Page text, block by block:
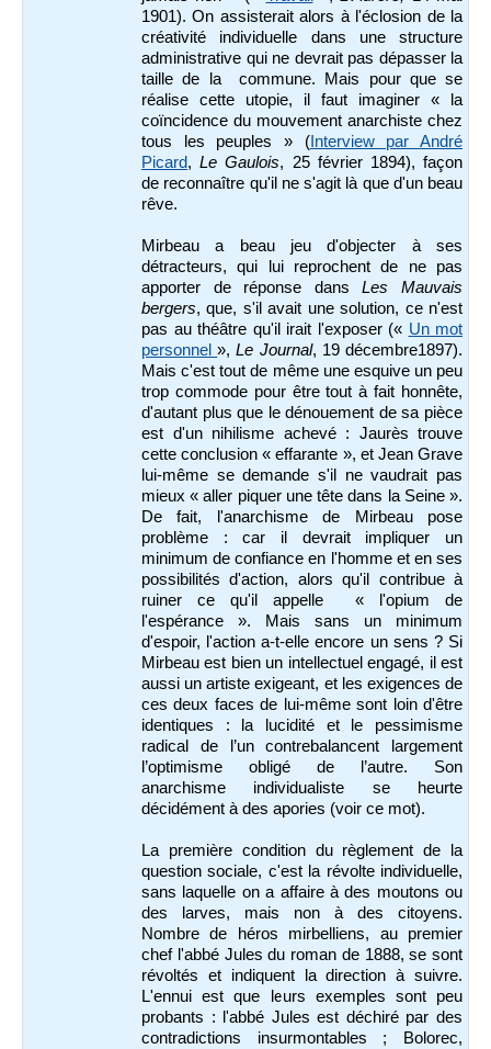
1901). On assisterait alors à l'éclosion de la
créativité individuelle dans une structure
administrative qui ne devrait pas dépasser la
taille de la commune. Mais pour que se
réalise cette utopie, il faut imaginer « la
coïncidence du mouvement anarchiste chez
tous les peuples » (Interview par André
Picard,Le Gaulois, 25 février 1894), façon
de reconnaître qu'il ne s'agit là que d'un beau
rêve.
Mirbeau a beau jeu d'objecter à ses
détracteurs, qui lui reprochent de ne pas
apporter de réponse dansLes Mauvais
bergers, que, s'il avait une solution, ce n'est
pas au théâtre qu'il irait l'exposer (« Un mot
personnel»,Le Journal, 19 décembre1897).
Mais c'est tout de même une esquive un peu
trop commode pour être tout à fait honnête,
d'autant plus que le dénouement de sa pièce
est d'un nihilisme achevé : Jaurès trouve
cette conclusion « effarante », et Jean Grave
lui-même se demande s'il ne vaudrait pas
mieux « aller piquer une tête dans la Seine ».
De fait, l'anarchisme de Mirbeau pose
problème : car il devrait impliquer un
minimum de confiance en l'homme et en ses
possibilités d'action, alors qu'il contribue à
ruiner ce qu'il appelle « l'opium de
l'espérance ». Mais sans un minimum
d'espoir, l'action a-t-elle encore un sens ? Si
Mirbeau est bien un intellectuel engagé, il est
aussi un artiste exigeant, et les exigences de
ces deux faces de lui-même sont loin d'être
identiques : la lucidité et le pessimisme
radical de l’un contrebalancent largement
l’optimisme obligé de l’autre. Son
anarchisme individualiste se heurte
décidément à des apories (voir ce mot).
La première condition du règlement de la
question sociale, c'est la révolte individuelle,
sans laquelle on a affaire à des moutons ou
des larves, mais non à des citoyens.
Nombre de héros mirbelliens, au premier
chef l'abbé Jules du roman de 1888, se sont
révoltés et indiquent la direction à suivre.
L'ennui est que leurs exemples sont peu
probants : l'abbé Jules est déchiré par des
contradictions insurmontables ; Bolorec,